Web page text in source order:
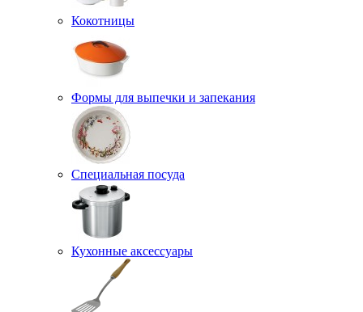
Кокотницы
Формы для выпечки и запекания
Специальная посуда
Кухонные аксессуары